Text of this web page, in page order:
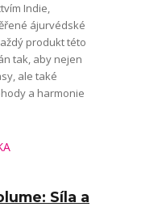
Indie,
ájurvédské
produkt této
tak, aby nejen
ale také
a harmonie
Síla a